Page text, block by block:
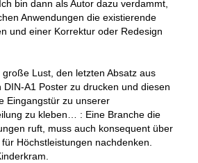
bin dann als Autor dazu verdammt,
Anwendungen die existierende
und einer Korrektur oder Redesign
Lust, den letzten Absatz aus
DIN-A1 Poster zu drucken und diesen
Eingangstür zu unserer
zu kleben… : Eine Branche die
ruft, muss auch konsequent über
Höchstleistungen nachdenken.